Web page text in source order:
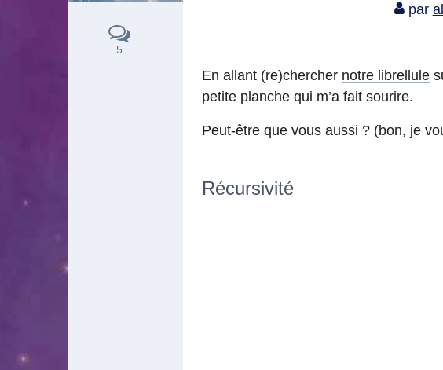
5
par
En allant (re)chercher notre librellule
petite planche qui m’a fait sourire.
Peut-être que vous aussi ? (bon, je
Récursivité